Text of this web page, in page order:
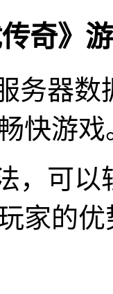
奇》
务器
快游戏
，可
家的优